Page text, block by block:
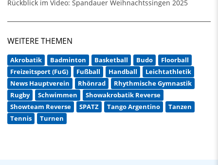
Rückblick im Video: Spandauer Weihnachtssingen 2025
WEITERE THEMEN
Akrobatik Badminton Basketball Budo
Floorball
Freizeitsport (FuG)
Fußball Handball
Leichtathletik
News Hauptverein
Rhönrad
Rhythmische Gymnastik
Rugby
Schwimmen
Showakrobatik Reverse
Showteam Reverse
SPATZ Tango Argentino
Tanzen
Tennis
Turnen